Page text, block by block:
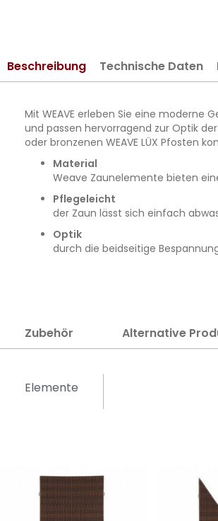
Beschreibung
Mit WEAVE erleben Sie eine
und passen hervorragend zur Optik
oder bronzenen WEAVE LÜX Pfosten
Material
Weave Zaunelemente bieten
Pflegeleicht
der Zaun lässt sich einfach
Optik
durch die beidseitige
Technische Daten
Zubehör
Elemente
Alternative